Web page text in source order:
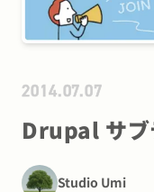
2014.07.07
Drupal サブ
Studio Umi